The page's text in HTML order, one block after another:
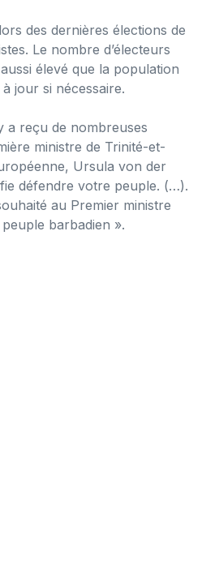
des dernières élections de
Le nombre d’électeurs
élevé que la population
jour si nécessaire.
a reçu de nombreuses
ministre de Trinité-et-
Ursula von der
défendre votre peuple. (…).
au Premier ministre
barbadien ».